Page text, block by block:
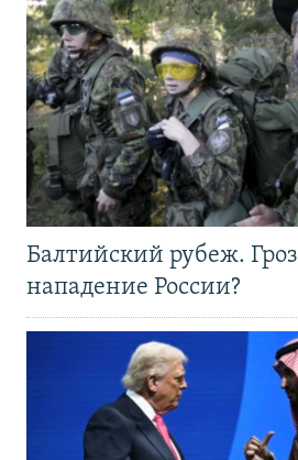
Балтийский рубеж.
нападение России?